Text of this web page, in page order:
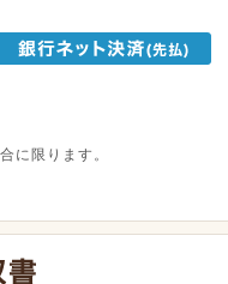
に限ります。